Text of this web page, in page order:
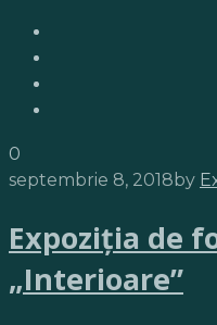
0
septembrie 8, 2018 by
Expoziţia de
„Interioare”